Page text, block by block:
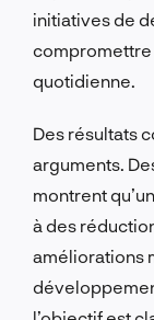
initiatives de
quotidienne.
Des résultats
arguments.
montrent
à des
améliorations